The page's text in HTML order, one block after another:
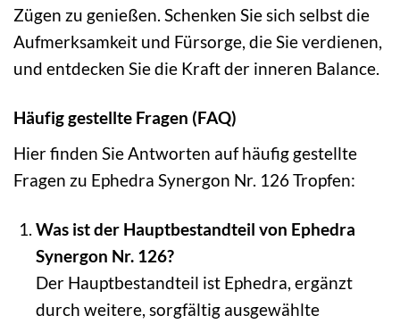
Zügen zu genießen. Schenken Sie sich selbst die
Aufmerksamkeit und Fürsorge, die Sie verdienen,
und entdecken Sie die Kraft der inneren Balance.
Häufig gestellte Fragen (FAQ)
Hier finden Sie Antworten auf häufig gestellte
Fragen zu Ephedra Synergon Nr. 126 Tropfen:
Was ist der Hauptbestandteil von Ephedra
Synergon Nr. 126?
Der Hauptbestandteil ist Ephedra, ergänzt
durch weitere, sorgfältig ausgewählte